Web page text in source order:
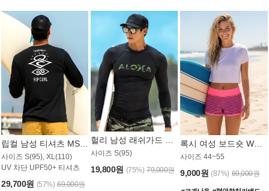
사이즈 S(95), XL(110)
UV 차단 UPF50+ 티셔츠
29,700원 (57%) 69,000원
사이즈 S(95)
19,800원 (75%) 79,000원
사이즈 44~55
9,000원 (87%) 69,000원